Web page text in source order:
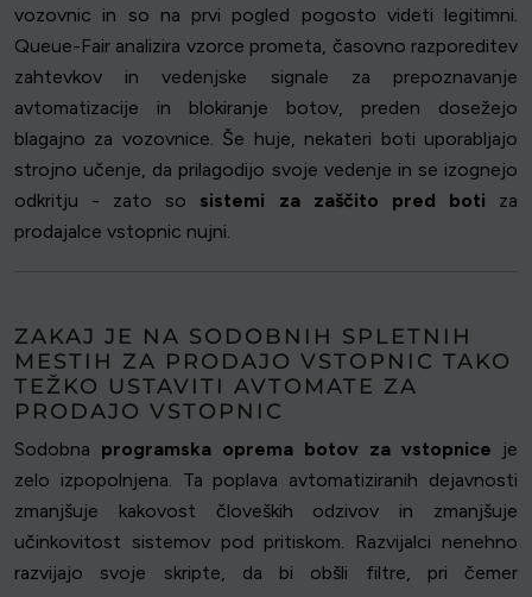
vozovnic in so na prvi pogled pogosto videti legitimni.
Queue-Fair analizira vzorce prometa, časovno razporeditev
zahtevkov in vedenjske signale za prepoznavanje
avtomatizacije in blokiranje botov, preden dosežejo
blagajno za vozovnice. Še huje, nekateri boti uporabljajo
strojno učenje, da prilagodijo svoje vedenje in se izognejo
odkritju - zato so sistemi za zaščito pred boti za
prodajalce vstopnic nujni.
ZAKAJ JE NA SODOBNIH SPLETNIH
MESTIH ZA PRODAJO VSTOPNIC TAKO
TEŽKO USTAVITI AVTOMATE ZA
PRODAJO VSTOPNIC
Sodobna programska oprema botov za vstopnice je
zelo izpopolnjena. Ta poplava avtomatiziranih dejavnosti
zmanjšuje kakovost človeških odzivov in zmanjšuje
učinkovitost sistemov pod pritiskom. Razvijalci nenehno
razvijajo svoje skripte, da bi obšli filtre, pri čemer